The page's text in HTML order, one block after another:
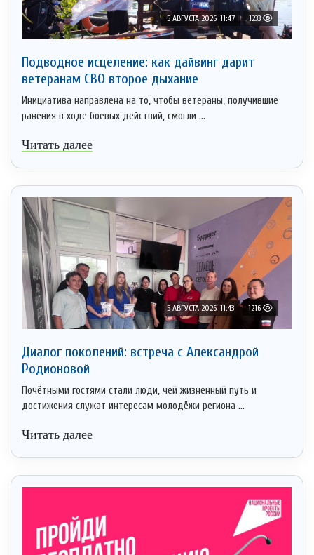
5 АВГУСТА 2026, 11:47 1233
Подводное исцеление: как дайвинг дарит
ветеранам СВО второе дыхание
Инициатива направлена на то, чтобы ветераны, получившие
ранения в ходе боевых действий, смогли ...
Читать далее
5 АВГУСТА 2026, 11:43 1216
Диалог поколений: встреча с Александрой
Родионовой
Почётными гостями стали люди, чей жизненный путь и
достижения служат интересам молодёжи региона ...
Читать далее